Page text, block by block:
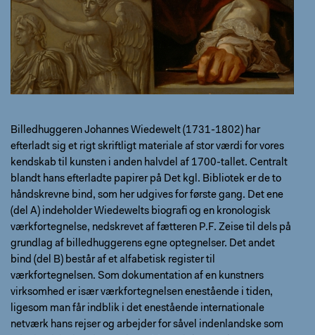
Billedhuggeren Johannes Wiedewelt (1731-1802) har
efterladt sig et rigt skriftligt materiale af stor værdi for vores
kendskab til kunsten i anden halvdel af 1700-tallet. Centralt
blandt hans efterladte papirer på Det kgl. Bibliotek er de to
håndskrevne bind, som her udgives for første gang. Det ene
(del A) indeholder Wiedewelts biografi og en kronologisk
værkfortegnelse, nedskrevet af fætteren P.F. Zeise til dels på
grundlag af billedhuggerens egne optegnelser. Det andet
bind (del B) består af et alfabetisk register til
værkfortegnelsen. Som dokumentation af en kunstners
virksomhed er især værkfortegnelsen enestående i tiden,
ligesom man får indblik i det enestående internationale
netværk hans rejser og arbejder for såvel indenlandske som